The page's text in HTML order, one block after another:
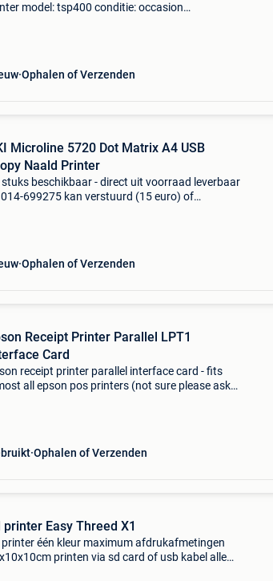
model: tsp400 conditie: occasion
Ophalen of Verzenden
Microline 5720 Dot Matrix A4 USB
Naald Printer
beschikbaar - direct uit voorraad leverbaar
699275 kan verstuurd (15 euro) of
Ophalen of Verzenden
Receipt Printer Parallel LPT1
Card
receipt printer parallel interface card - fits
all epson pos printers (not sure please ask
Ophalen of Verzenden
printer Easy Threed X1
één kleur maximum afdrukafmetingen
printen via sd card of usb kabel alle